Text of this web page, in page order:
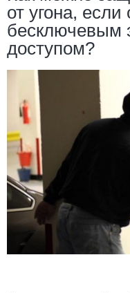
от угона,
бесключевым
доступом?